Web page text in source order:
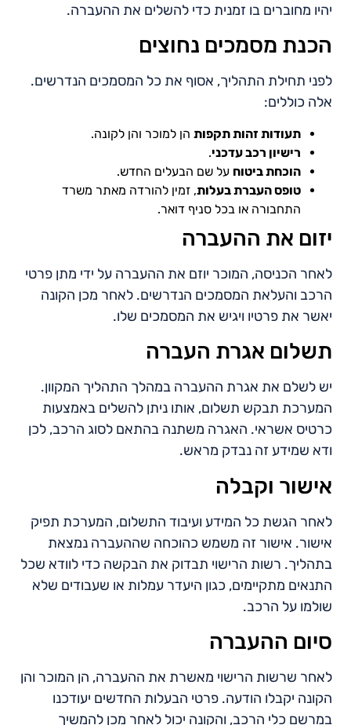
יהיו מחוברים בו זמנית כדי להשלים את ההעברה.
הכנת מסמכים נחוצים
לפני תחילת התהליך, אסוף את כל המסמכים הנדרשים.
אלה כוללים:
תעודות זהות תקפות הן למוכר והן לקונה.
רישיון רכב עדכני.
הוכחת ביטוח על שם הבעלים החדש.
טופס העברת בעלות, זמין להורדה מאתר משרד
התחבורה או בכל סניף דואר.
יזום את ההעברה
לאחר הכניסה, המוכר יוזם את ההעברה על ידי מתן פרטי
הרכב והעלאת המסמכים הנדרשים. לאחר מכן הקונה
יאשר את פרטיו ויגיש את המסמכים שלו.
תשלום אגרת העברה
יש לשלם את אגרת ההעברה במהלך התהליך המקוון.
המערכת תבקש תשלום, אותו ניתן להשלים באמצעות
כרטיס אשראי. האגרה משתנה בהתאם לסוג הרכב, לכן
ודא שמידע זה נבדק מראש.
אישור וקבלה
לאחר הגשת כל המידע ועיבוד התשלום, המערכת תפיק
אישור. אישור זה משמש כהוכחה שההעברה נמצאת
בתהליך. רשות הרישוי תבדוק את הבקשה כדי לוודא שכל
התנאים מתקיימים, כגון היעדר עמלות או שעבודים שלא
שולמו על הרכב.
סיום ההעברה
לאחר שרשות הרישוי מאשרת את ההעברה, הן המוכר והן
הקונה יקבלו הודעה. פרטי הבעלות החדשים יעודכנו
במרשם כלי הרכב, והקונה יכול לאחר מכן להמשיך